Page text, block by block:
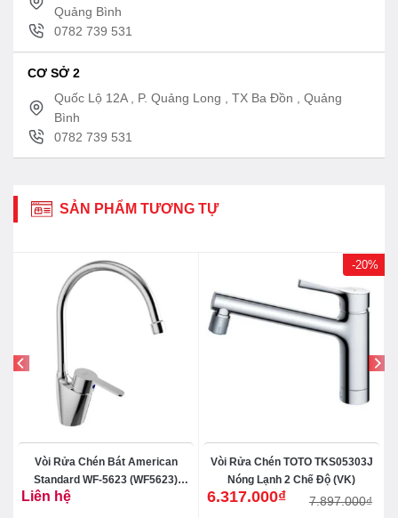
Quảng Bình
0782 739 531
CƠ SỞ 2
Quốc Lộ 12A , P. Quảng Long , TX Ba Đồn , Quảng
Bình
0782 739 531
SẢN PHẨM TƯƠNG TỰ
Vòi Rửa Chén Bát American
Standard WF-5623 (WF5623)
Seva Nóng Lạnh
Liên hệ
-20%
Vòi Rửa Chén TOTO TKS05303J
Nóng Lạnh 2 Chế Độ (VK)
7.897.000₫
Giá
6.317.000₫
Giá